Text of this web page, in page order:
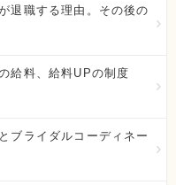
・製菓大学校
ーティ専門学校
退職する理由。その後の
給料、給料UPの制度
ブライダルコーディネー